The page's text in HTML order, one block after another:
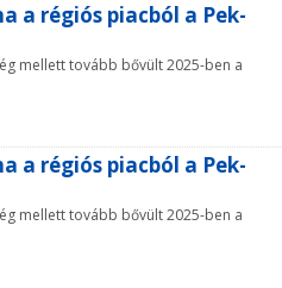
a régiós piacból a Pek-
mellett tovább bővült 2025-ben a
a régiós piacból a Pek-
mellett tovább bővült 2025-ben a